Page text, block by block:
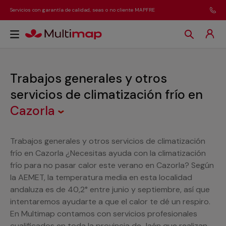
Servicios con garantía de calidad, seas o no cliente MAPFRE
Trabajos generales y otros
servicios de climatización frío en
Cazorla
Trabajos generales y otros servicios de climatización
frío en Cazorla ¿Necesitas ayuda con la climatización
frío para no pasar calor este verano en Cazorla? Según
la AEMET, la temperatura media en esta localidad
andaluza es de 40,2° entre junio y septiembre, así que
intentaremos ayudarte a que el calor te dé un respiro.
En Multimap contamos con servicios profesionales